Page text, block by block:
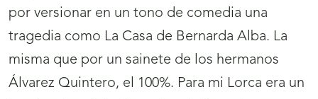
por versionar en un tono de comedia una
tragedia como La Casa de Bernarda Alba. La
misma que por un sainete de los hermanos
Álvarez Quintero, el 100%. Para mi Lorca era un